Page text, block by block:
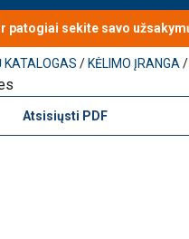
prie jūsų užklausos
patogiai sekite savo
KATALOGAS / KĖLIMO ĮRANGA /
Atsisiųsti PDF